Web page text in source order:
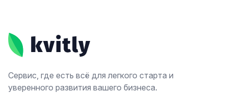
Сервис, где есть всё для легкого старта и
уверенного развития вашего бизнеса.